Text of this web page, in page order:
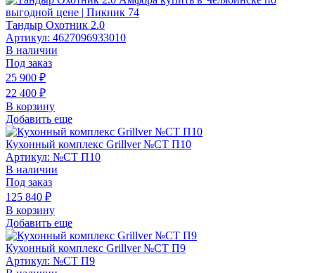
Тандыр Охотник 2.0
Артикул: 4627096933010
В наличии
Под заказ
25 900 ₽
22 400 ₽
В корзину
Добавить еще
Кухонный комплекс Grillver №СТ П10
Артикул: №СТ П10
В наличии
Под заказ
125 840 ₽
В корзину
Добавить еще
Кухонный комплекс Grillver №СТ П9
Артикул: №СТ П9